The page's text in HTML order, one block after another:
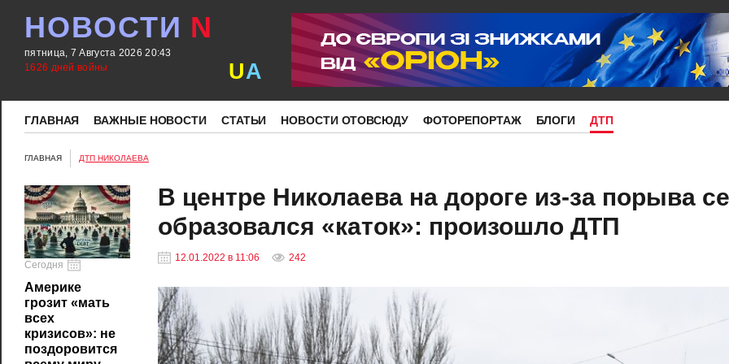
НОВОСТИ N
пятница, 7 Августа 2026 20:43
1626 дней войны
UA
ГЛАВНАЯ ВАЖНЫЕ НОВОСТИ СТАТЬИ НОВОСТИ ОТОВСЮДУ ФОТОРЕПОРТАЖ БЛОГИ ДТП
ГЛАВНАЯ ДТП НИКОЛАЕВА
Сегодня
Америке
грозит «мать
всех
кризисов»: не
поздоровится
В центре Николаева на дороге из-за порыва
образовался «каток»: произошло ДТП
12.01.2022 в 11:06 242